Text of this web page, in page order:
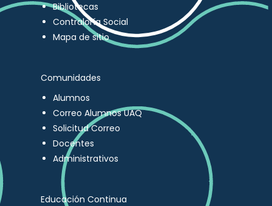
Bibliotecas
Contraloría Social
Mapa de sitio
Comunidades
Alumnos
Correo Alumnos UAQ
Solicitud Correo
Docentes
Administrativos
Educación Continua